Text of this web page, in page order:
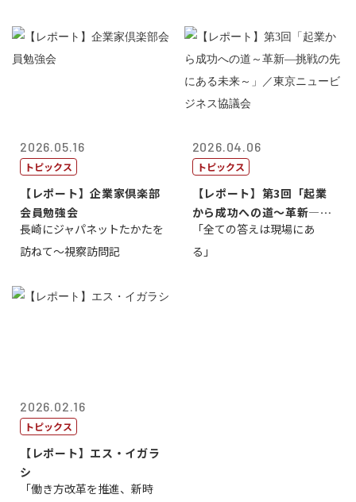
2026.05.16
トピックス
【レポート】企業家倶楽部
会員勉強会
長崎にジャパネットたかたを
訪ねて～視察訪問記
2026.04.06
トピックス
【レポート】第3回「起業
から成功への道～革新―挑
戦の先にある...
「全ての答えは現場にあ
る」
2026.02.16
トピックス
【レポート】エス・イガラ
シ
「働き方改革を推進、新時